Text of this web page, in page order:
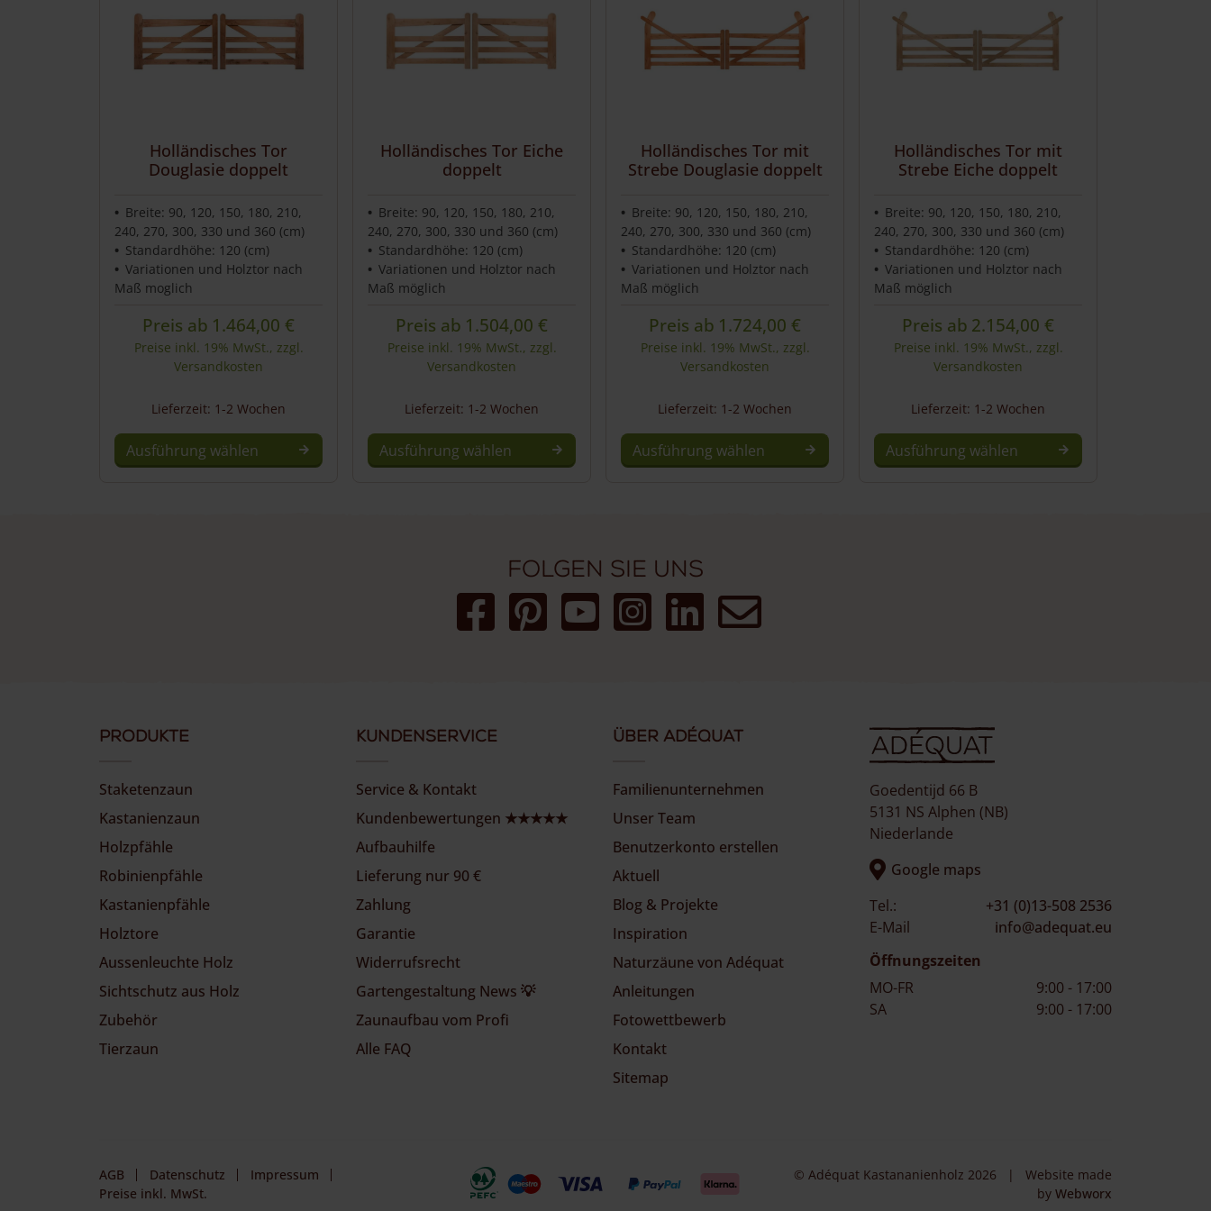
Holländisches Tor
Douglasie doppelt
Breite: 90, 120, 150, 180, 210,
240, 270, 300, 330 und 360 (cm)
Standardhöhe: 120 (cm)
Variationen und Holztor nach
Maß moglich
Preis ab 1.464,00 €
Preise inkl. 19% MwSt., zzgl.
Versandkosten
Lieferzeit: 1-2 Wochen
Ausführung wählen
Holländisches Tor Eiche
doppelt
Breite: 90, 120, 150, 180, 210,
240, 270, 300, 330 und 360 (cm)
Standardhöhe: 120 (cm)
Variationen und Holztor nach
Maß möglich
Preis ab 1.504,00 €
Preise inkl. 19% MwSt., zzgl.
Versandkosten
Lieferzeit: 1-2 Wochen
Ausführung wählen
Holländisches Tor mit
Strebe Douglasie doppelt
Breite: 90, 120, 150, 180, 210,
240, 270, 300, 330 und 360 (cm)
Standardhöhe: 120 (cm)
Variationen und Holztor nach
Maß möglich
Preis ab 1.724,00 €
Preise inkl. 19% MwSt., zzgl.
Versandkosten
Lieferzeit: 1-2 Wochen
Ausführung wählen
Holländisches Tor mit
Strebe Eiche doppelt
Breite: 90, 120, 150, 180, 210,
240, 270, 300, 330 und 360 (cm)
Standardhöhe: 120 (cm)
Variationen und Holztor nach
Maß möglich
Preis ab 2.154,00 €
Preise inkl. 19% MwSt., zzgl.
Versandkosten
Lieferzeit: 1-2 Wochen
Ausführung wählen
Folgen Sie uns
Produkte
Staketenzaun
Kastanienzaun
Holzpfähle
Robinienpfähle
Kastanienpfähle
Holztore
Aussenleuchte Holz
Sichtschutz aus Holz
Zubehör
Tierzaun
Kundenservice
Service & Kontakt
Kundenbewertungen ★★★★★
Aufbauhilfe
Lieferung nur 90 €
Zahlung
Garantie
Widerrufsrecht
Gartengestaltung News 💡
Zaunaufbau vom Profi
Alle FAQ
Über Adéquat
Familienunternehmen
Unser Team
Benutzerkonto erstellen
Aktuell
Blog & Projekte
Inspiration
Naturzäune von Adéquat
Anleitungen
Fotowettbewerb
Kontakt
Sitemap
Goedentijd 66 B
5131 NS Alphen (NB)
Niederlande
Google maps
Tel.:
+31 (0)13-508 2536
E-Mail
info@adequat.eu
Öffnungszeiten
MO-FR
9:00 - 17:00
SA
9:00 - 17:00
AGB Datenschutz
Impressum
Preise inkl. MwSt.
© Adéquat Kastananienholz 2026 |
Website made
by Webworx